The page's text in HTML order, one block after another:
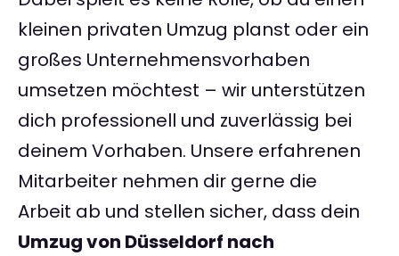
kleinen privaten Umzug planst oder ein
großes Unternehmensvorhaben
umsetzen möchtest – wir unterstützen
dich professionell und zuverlässig bei
deinem Vorhaben. Unsere erfahrenen
Mitarbeiter nehmen dir gerne die
Arbeit ab und stellen sicher, dass dein
Umzug von Düsseldorf nach